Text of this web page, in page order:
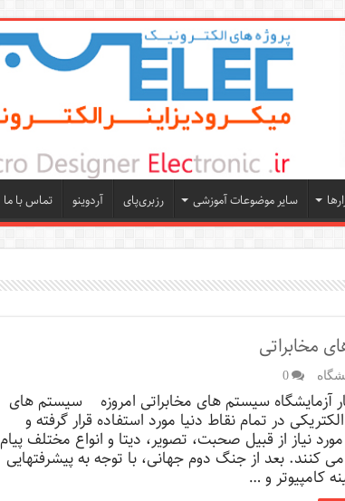
سایر موضوعات آموزشی رزبری‌پای آردوینو تماس با ما
مخابراتی
0
آزمایشگاه سیستم های مخابراتی امروزه سیستم های
در تمام نقاط دنیا مورد استفاده قرار گرفته و
نیاز از قبیل صحبت، تصویر، دیتا و انواع مختلف پیام
کنند. بعد از جنگ دوم جهانی، با توجه به پیشرفتهایی
کامپیوتر و …